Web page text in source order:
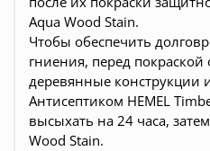
Aqua Wood Stain.
Чтобы обеспечить
гниения, перед покраской
деревянные конструкции
Антисептиком HEMEL
высыхать на 24 часа,
Wood Stain.